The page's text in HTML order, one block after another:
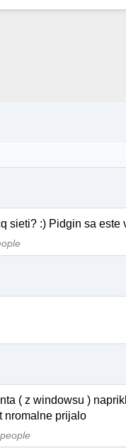
sieti? :) Pidgin sa este
( z windowsu )
nromalne prijalo